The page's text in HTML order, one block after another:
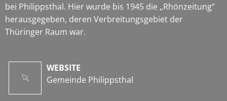
bei Philippsthal. Hier wurde bis 1945 die „Rhönzeitung“
herausgegeben, deren Verbreitungsgebiet der
Thüringer Raum war.
WEBSITE
Gemeinde Philippsthal